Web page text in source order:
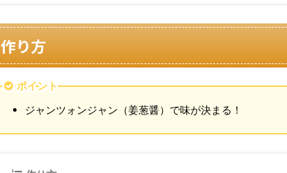
作り方
ポイント
ジャンツォンジャン（姜葱醤）で味が決まる！